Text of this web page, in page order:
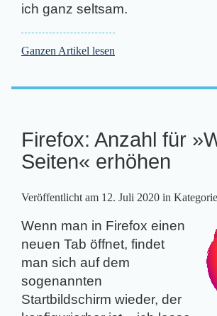
ich ganz seltsam.
Ganzen Artikel lesen
Firefox: Anzahl für
Seiten« erhöhen
Veröffentlicht am 12. Juli 2020 in Kategorie
Wenn man in Firefox einen
neuen Tab öffnet, findet
man sich auf dem
sogenannten
Startbildschirm wieder, der